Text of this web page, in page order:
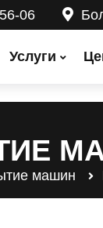
06
Услуги
машин